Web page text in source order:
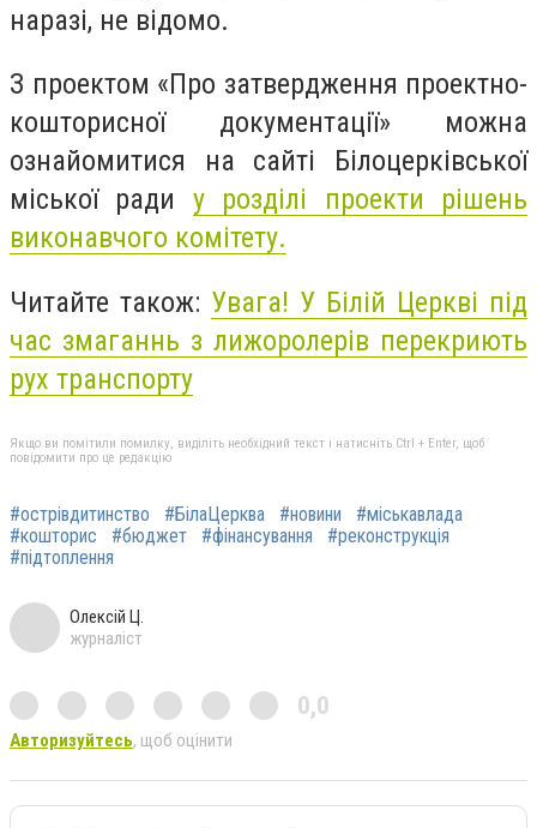
наразі, не відомо.
З проектом «Про затвердження проектно-
кошторисної документації» можна
ознайомитися на сайті Білоцерківської
міської ради у розділі проекти рішень
виконавчого комітету.
Читайте також: Увага! У Білій Церкві під
час змаганнь з лижоролерів перекриють
рух транспорту
Якщо ви помітили помилку, виділіть необхідний текст і натисніть Ctrl + Enter, щоб
повідомити про це редакцію
#острівдитинство #БілаЦерква #новини
#міськавлада
#кошторис
#бюджет #фінансування
#реконструкція
#підтоплення
Олексій Ц.
журналіст
0,0
Авторизуйтесь, щоб оцінити